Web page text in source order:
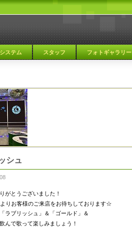
システム スタッフ フォトギャラリー
大阪 天満 カラオケBAR
シュ
がとうございました！
りお客様のご来店をお待ちしております☆
ラブリッシュ」＆「ゴールド」＆
んで歌って楽しみましょう！